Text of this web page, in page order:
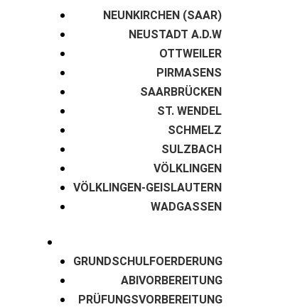
NEUNKIRCHEN (SAAR)
NEUSTADT A.D.W
OTTWEILER
PIRMASENS
SAARBRÜCKEN
ST. WENDEL
SCHMELZ
SULZBACH
VÖLKLINGEN
VÖLKLINGEN-GEISLAUTERN
WADGASSEN
GRUNDSCHULFOERDERUNG
ABIVORBEREITUNG
PRÜFUNGSVORBEREITUNG